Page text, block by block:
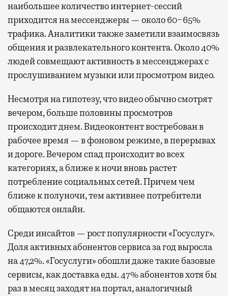
наибольшее количество интернет-сессий
приходится на мессенджеры — около 60−65%
трафика. Аналитики также заметили взаимосвязь
общения и развлекательного контента. Около 40%
людей совмещают активность в мессенджерах с
прослушиванием музыки или просмотром видео.
Несмотря на гипотезу, что видео обычно смотрят
вечером, больше половины просмотров
происходит днем. Видеоконтент востребован в
рабочее время — в фоновом режиме, в перерывах
и дороге. Вечером спад происходит во всех
категориях, а ближе к ночи вновь растет
потребление социальных сетей. Причем чем
ближе к полуночи, тем активнее потребители
общаются онлайн.
Среди инсайтов — рост популярности «Госуслуг».
Доля активных абонентов сервиса за год выросла
на 47,2%. «Госуслуги» обошли даже такие базовые
сервисы, как доставка еды. 47% абонентов хотя бы
раз в месяц заходят на портал, аналогичный